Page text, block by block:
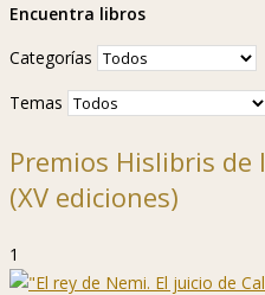
Encuentra libros
Categorías
Temas
Premios Hislibris
(XV ediciones)
1